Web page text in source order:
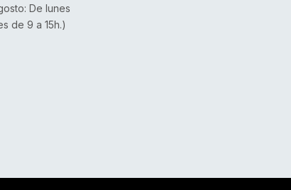
De lunes
de 9 a 15h.)